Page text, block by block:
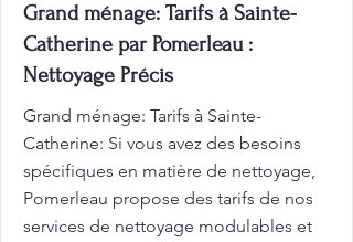
Grand ménage: Tarifs à Sainte-
Catherine par Pomerleau :
Nettoyage Précis
Grand ménage: Tarifs à Sainte-
Catherine: Si vous avez des besoins
spécifiques en matière de nettoyage,
Pomerleau propose des tarifs de nos
services de nettoyage modulables et